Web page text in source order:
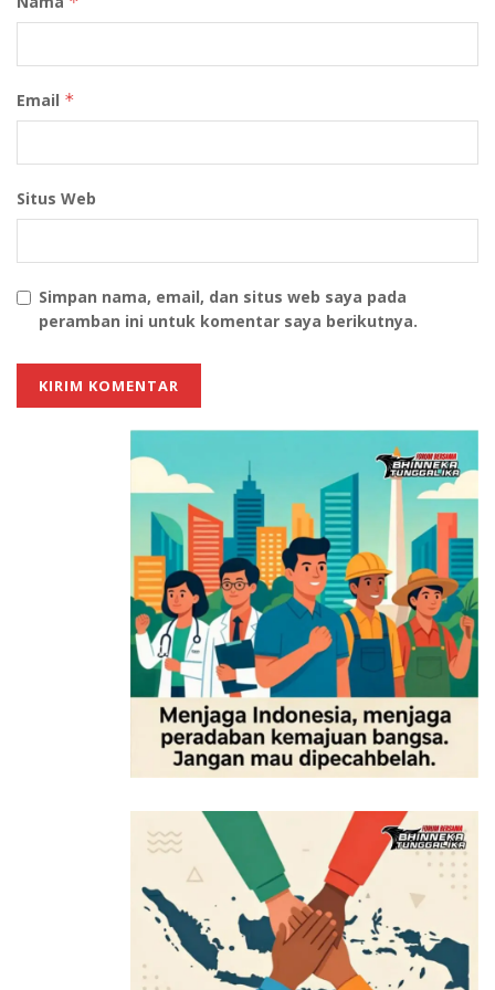
Gas Pertamina tentang pemanfaatan energi ramah
lingkungan termasuk moda transportasi gas
berbentuk Cylinder CNG dengan brand produk Gaslink
C-Cyl yang akan melayani kebutuhan gas untuk tenan
Karangrejo juga merupakan bentuk nyata ekosistem
pemanfaatam gas bumi dan energi hijau solar panel
yang dimanfaatkan untuk menggerakkan penginapan,
UMKM, dapur, listrik dan kebutuhan hospitality
Balkondes, masyarakat maupun Gasblock.
Tidak hanya menampilkan produk UMKM lokal yang
unik, Pasar Suadesa juga mengusung tema kepedulian
lingkungan. Pasar Suadesa tidak menyediakan kantong
plastik untuk belanja bagi pengunjung dan
menyarankan pengunjung agar membawa tas belanja
sendiri yang berbahan non plastik. Hal ini sebagai
langkah nyata untuk mengurangi sampah plastik dan
menunjukkan kepedulian masyarakat terhadap
Untuk menambah kemeriahan Suadewa Festival,
terdapat panggung seni dan budaya untuk
menampilkan berbagai bentuk seni serta budaya lokal.
Komunitas dan seniman budaya yang terlibat
Email *
Situs Web
Simpan nama, email, dan situs web saya pada
peramban ini untuk komentar saya berikutnya.